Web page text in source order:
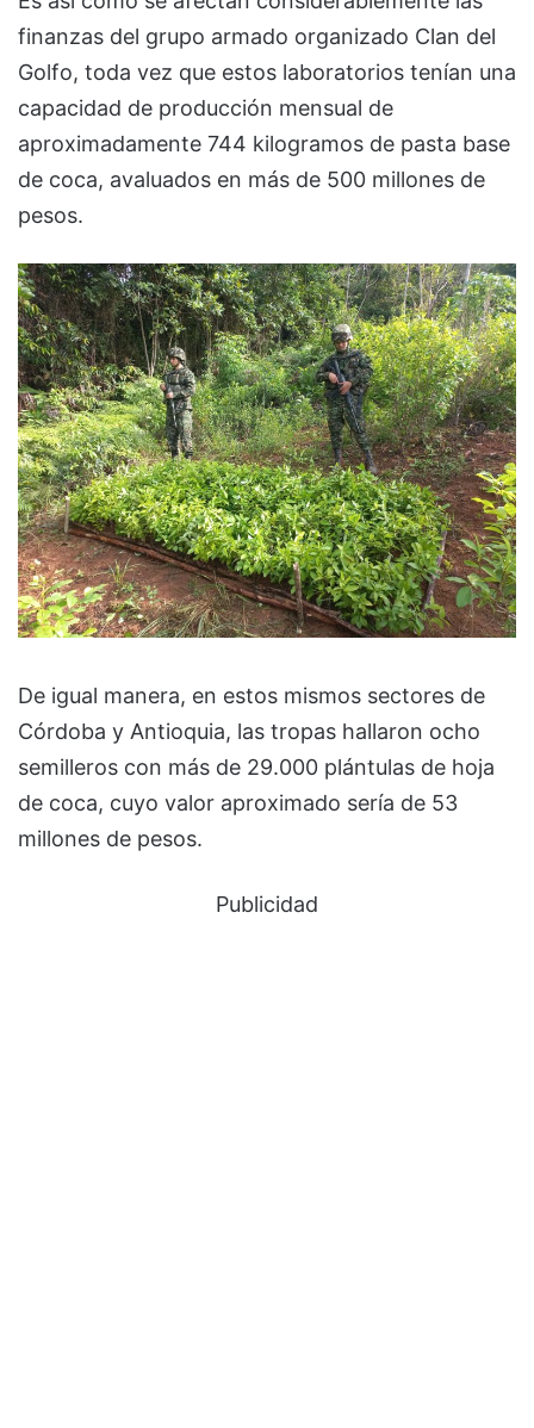
finanzas del grupo armado organizado Clan del
Golfo, toda vez que estos laboratorios tenían una
capacidad de producción mensual de
aproximadamente 744 kilogramos de pasta base
de coca, avaluados en más de 500 millones de
pesos.
De igual manera, en estos mismos sectores de
Córdoba y Antioquia, las tropas hallaron ocho
semilleros con más de 29.000 plántulas de hoja
de coca, cuyo valor aproximado sería de 53
millones de pesos.
Publicidad